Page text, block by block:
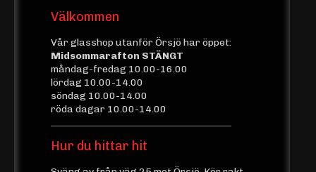
Välkommen
Vår glasshop utanför Örsjö har öppet:
Midsommarafton STÄNGT
måndag-fredag 10.00-16.00
lördag 10.00-14.00
söndag 10.00-14.00
röda dagar 10.00-14.00
Hur du hittar hit